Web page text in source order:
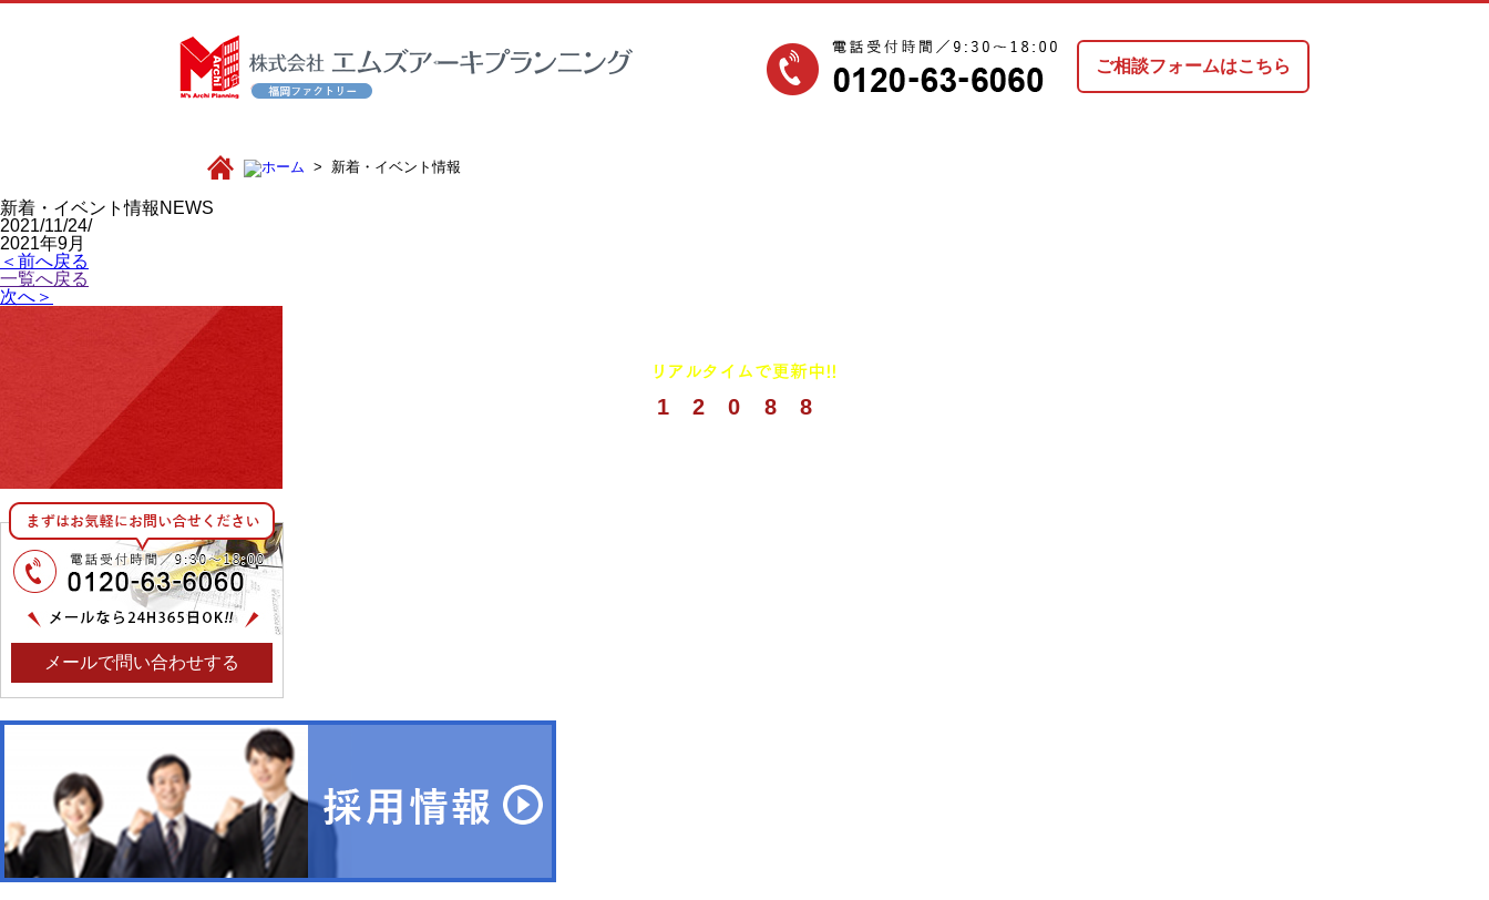
ご相談フォームはこちら
新着・イベント情報
新着・イベント情報 NEWS
2021/11/24/
2021年9月
＜前へ戻る
一覧へ戻る
次へ＞
1 2 0 8 8
メールで問い合わせする